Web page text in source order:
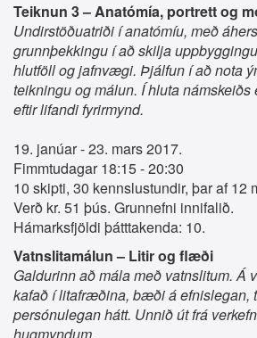
Teiknun 3 –Anatómía, portrett og
Undirstöðuatriði í anatómíu, með
grunnþekkingu í að skilja
hlutföll og jafnvægi. Þjálfun í að nota
teikningu og málun. Í hluta
eftir lifandi fyrirmynd.
19. janúar - 23. mars 2017.
Fimmtudagar 18:15 - 20:30
10 skipti, 30 kennslustundir, þar af 12
Verð kr. 51 þús. Grunnefni innifalið.
Hámarksfjöldi þátttakenda: 10.
Vatnslitamálun – Litir og flæði
Galdurinn að mála með vatnslitum. Á
kafað í litafræðina, bæði á efnislegan,
persónulegan hátt. Unnið út frá